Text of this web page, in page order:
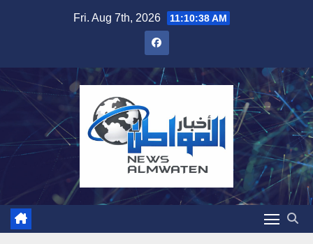
Fri. Aug 7th, 2026 11:10:39 AM